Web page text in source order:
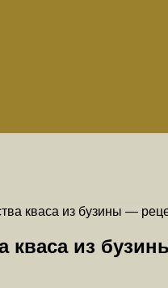
кваса из бузины —
кваса из